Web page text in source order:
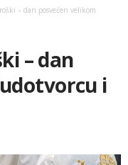
– dan posvećen velikom
– dan
i